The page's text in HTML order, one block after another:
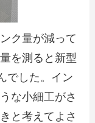
ク量が減って
を測ると新型
でした。イン
な小細工がさ
と考えてよさ